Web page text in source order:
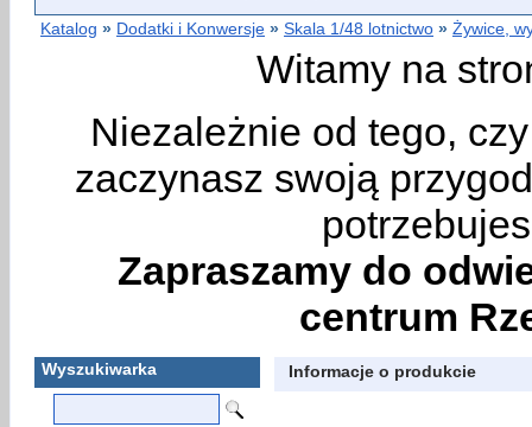
Katalog » Dodatki i Konwersje » Skala 1/48 lotnictwo » Żywice,
Witamy na
Niezależnie od tego,
zaczynasz swoją
Zapraszamy do
centrum
Wyszukiwarka Informacje o produkcie